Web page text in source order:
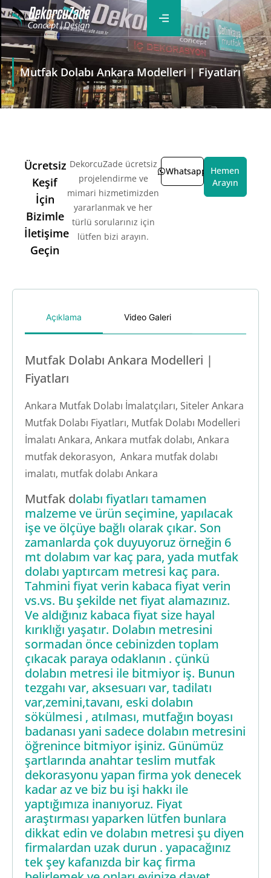
Mutfak Dolabı Ankara Modelleri | Fiyatları
Ücretsiz
Keşif
İçin
Bizimle
İletişime
Geçin
DekorcuZade ücretsiz
projelendirme ve
mimari hizmetimizden
yararlanmak ve her
türlü sorularınız için
lütfen bizi arayın.
Whatsapp
Hemen
Arayın
Açıklama Video Galeri
Mutfak Dolabı Ankara Modelleri |
Fiyatları
Ankara Mutfak Dolabı İmalatçıları, Siteler Ankara
Mutfak Dolabı Fiyatları, Mutfak Dolabı Modelleri
İmalatı Ankara, Ankara mutfak dolabı, Ankara
mutfak dekorasyon, Ankara mutfak dolabı
imalatı, mutfak dolabı Ankara
Mutfak dolabı fiyatları tamamen
malzeme ve ürün seçimine, yapılacak
işe ve ölçüye bağlı olarak çıkar. Son
zamanlarda çok duyuyoruz örneğin 6
mt dolabım var kaç para, yada mutfak
dolabı yaptırcam metresi kaç para.
Tahmini fiyat verin kabaca fiyat verin
vs.vs. Bu şekilde net fiyat alamazınız.
Ve aldığınız kabaca fiyat size hayal
kırıklığı yaşatır. Dolabın metresini
sormadan önce cebinizden toplam
çıkacak paraya odaklanın . çünkü
dolabın metresi ile bitmiyor iş. Bunun
tezgahı var, aksesuarı var, tadilatı
var,zemini,tavanı, eski dolabın
sökülmesi , atılması, mutfağın boyası
badanası yani sadece dolabın metresini
öğrenince bitmiyor işiniz. Günümüz
şartlarında anahtar teslim mutfak
dekorasyonu yapan firma yok denecek
kadar az ve biz bu işi hakkı ile
yaptığımıza inanıyoruz. Fiyat
araştırması yaparken lütfen bunlara
dikkat edin ve dolabın metresi şu diyen
firmalardan uzak durun . yapacağınız
tek şey kafanızda bir kaç firma